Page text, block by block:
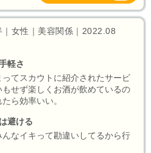
女性｜美容関係｜2022.08
軽さ
てスカウトに紹介されたサービ
せず楽しくお酒が飲めているの
ら効率いい。
避ける
なイキって勘違いしてるから行